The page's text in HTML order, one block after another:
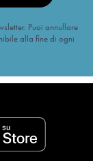
Puoi annullare
alla fine di ogni